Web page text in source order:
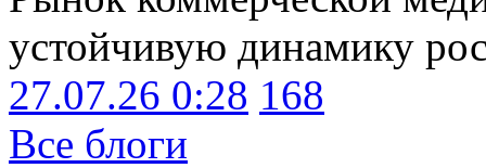
устойчивую динамику
27.07.26 0:28 168
Все блоги